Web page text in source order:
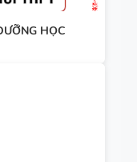
HỌC